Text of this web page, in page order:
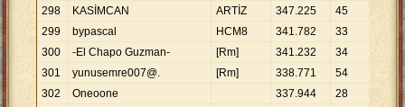
298
KASİMCAN ARTİZ 347.225 45
299
bypascal HCM8 341.782 33 10
300
-El Chapo Guzman- [Rm] 341.232 34
301
yunusemre007@. [Rm] 338.771 54
302
Oneoone 337.944 28